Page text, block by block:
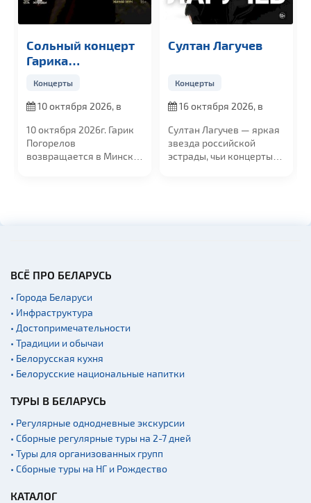
Сольный концерт
Гарика
Концерты
10 октября 2026, в
10 октября 2026г. Гарик
Погорелов
возвращается в Минск
Султан Лагучев
Концерты
16 октября 2026, в
Султан Лагучев — яркая
звезда российской
эстрады, чьи концерты
ВСЁ ПРО БЕЛАРУСЬ
• Города Беларуси
• Инфраструктура
• Достопримечательности
• Традиции и обычаи
• Белорусская кухня
• Белорусские национальные напитки
ТУРЫ В БЕЛАРУСЬ
• Регулярные однодневные экскурсии
• Сборные регулярные туры на 2-7 дней
• Туры для организованных групп
• Сборные туры на НГ и Рождество
КАТАЛОГ